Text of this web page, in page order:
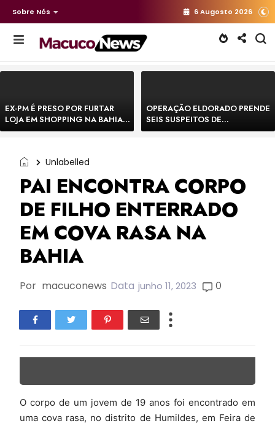
Sobre Nós 6 Augosto 2026
EX-PM É PRESO POR FURTAR
LOJA EM SHOPPING NA BAHIA E
ESCAPA CORRENDO DE
OPERAÇÃO ELDORADO PRENDE
SEIS SUSPEITOS DE
MOVIMENTAR R$ 25 MILHÕES
Unlabelled
PAI ENCONTRA CORPO
DE FILHO ENTERRADO
EM COVA RASA NA
BAHIA
Por macuconews Data junho 11, 2023 0
O corpo de um jovem de 19 anos foi encontrado em
uma cova rasa, no distrito de Humildes, em Feira de